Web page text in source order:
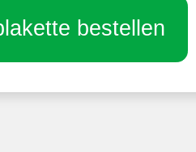
bestellen